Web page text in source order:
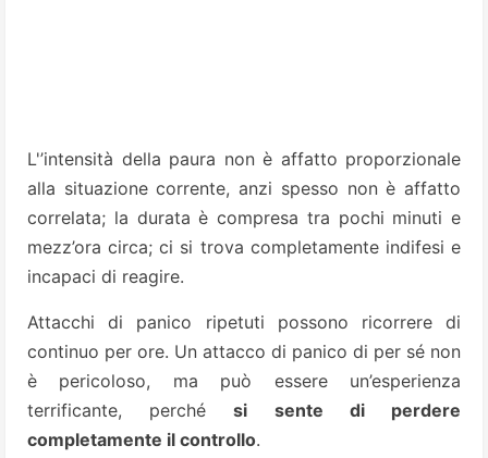
L'’intensità della paura non è affatto proporzionale
alla situazione corrente, anzi spesso non è affatto
correlata; la durata è compresa tra pochi minuti e
mezz’ora circa; ci si trova completamente indifesi e
incapaci di reagire.
Attacchi di panico ripetuti possono ricorrere di
continuo per ore. Un attacco di panico di per sé non
è pericoloso, ma può essere un’esperienza
terrificante, perchési sente di perdere
completamente il controllo.